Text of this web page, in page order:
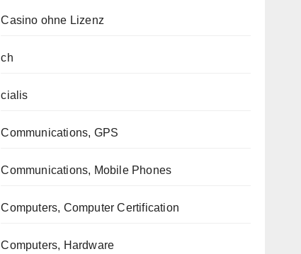
Casino ohne Lizenz
ch
cialis
Communications, GPS
Communications, Mobile Phones
Computers, Computer Certification
Computers, Hardware